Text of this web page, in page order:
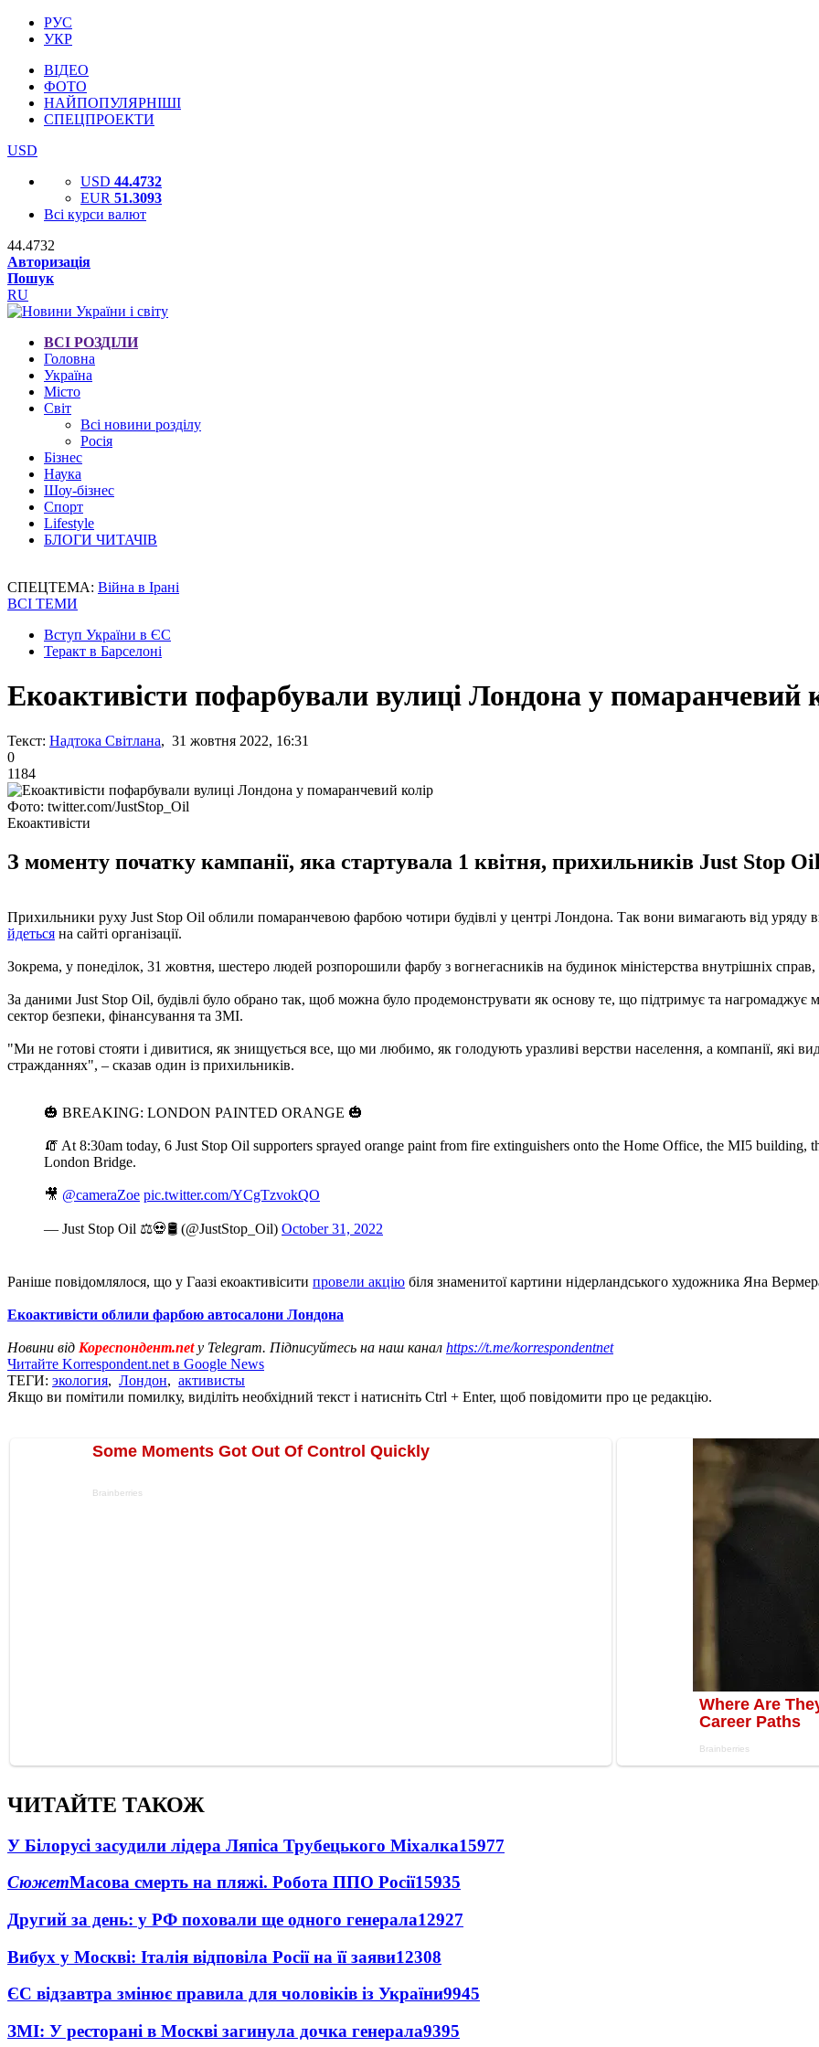
РУС
УКР
ВІДЕО
ФОТО
НАЙПОПУЛЯРНІШІ
СПЕЦПРОЕКТИ
USD
USD 44.4732
EUR 51.3093
Всі курси валют
44.4732
Авторизація
Пошук
RU
ВСІ РОЗДІЛИ
Головна
Україна
Місто
Світ
Всі новини розділу
Росія
Бізнес
Наука
Шоу-бізнес
Спорт
Lifestyle
БЛОГИ ЧИТАЧІВ
СПЕЦТЕМА: Війна в Ірані
ВСІ ТЕМИ
Вступ України в ЄС
Теракт в Барселоні
Екоактивісти пофарбували вулиці Лондона у помаранчевий
Текст: Надтока Світлана, 31 жовтня 2022, 16:31
0
1184
Фото: twitter.com/JustStop_Oil
Екоактивісти
З моменту початку кампанії, яка стартувала 1 квітня, прихильників Just Stop
Прихильники руху Just Stop Oil облили помаранчевою фарбою чотири будівлі у центрі Лондона. Так вони вимагають від уряду
йдеться на сайті організації.
Зокрема, у понеділок, 31 жовтня, шестеро людей розпорошили фарбу з вогнегасників на будинок міністерства внутрішніх
За даними Just Stop Oil, будівлі було обрано так, щоб можна було продемонструвати як основу те, що підтримує та нагромаджує
сектор безпеки, фінансування та ЗМІ.
"Ми не готові стояти і дивитися, як знищується все, що ми любимо, як голодують уразливі верстви населення, а компанії, які
стражданнях", – сказав один із прихильників.
🎃 BREAKING: LONDON PAINTED ORANGE 🎃
🧯 At 8:30am today, 6 Just Stop Oil supporters sprayed orange paint from fire extinguishers onto the Home Office, the MI5 building,
London Bridge.
🎥 @cameraZoe pic.twitter.com/YCgTzvokQO
— Just Stop Oil ⚖️💀🛢 (@JustStop_Oil) October 31, 2022
Раніше повідомлялося, що у Гаазі екоактивісити провели акцію біля знаменитої картини нідерландського художника Яна
Екоактивісти облили фарбою автосалони Лондона
Новини від Кореспондент.netу Telegram. Підписуйтесь на наш канал https://t.me/korrespondentnet
Читайте Korrespondent.net в Google News
ТЕГИ: экология, Лондон, активисты
Якщо ви помітили помилку, виділіть необхідний текст і натисніть Ctrl + Enter, щоб повідомити про це редакцію.
ЧИТАЙТЕ ТАКОЖ
У Білорусі засудили лідера Ляпіса Трубецького Міхалка15977
СюжетМасова смерть на пляжі. Робота ППО Росії15935
Другий за день: у РФ поховали ще одного генерала12927
Вибух у Москві: Італія відповіла Росії на її заяви12308
ЄС відзавтра змінює правила для чоловіків із України9945
ЗМІ: У ресторані в Москві загинула дочка генерала9395